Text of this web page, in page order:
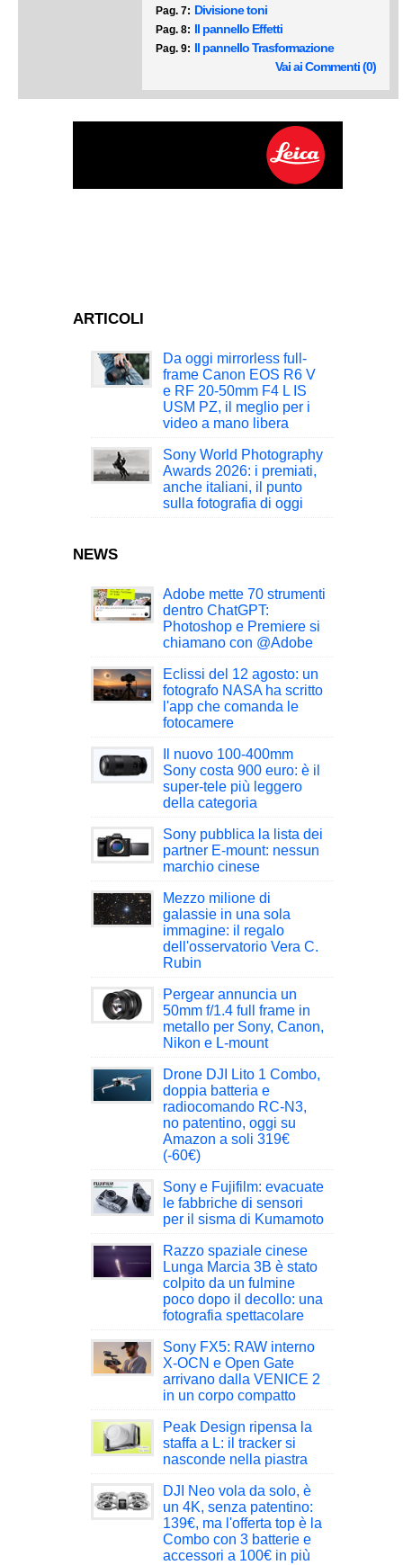
Pag. 7: Divisione toni
Pag. 8: Il pannello Effetti
Pag. 9: Il pannello Trasformazione
Vai ai Commenti (0)
ARTICOLI
Da oggi mirrorless full-
frame Canon EOS R6 V
e RF 20-50mm F4 L IS
USM PZ, il meglio per i
video a mano libera
Sony World Photography
Awards 2026: i premiati,
anche italiani, il punto
sulla fotografia di oggi
NEWS
Adobe mette 70 strumenti
dentro ChatGPT:
Photoshop e Premiere si
chiamano con @Adobe
Eclissi del 12 agosto: un
fotografo NASA ha scritto
l'app che comanda le
fotocamere
Il nuovo 100-400mm
Sony costa 900 euro: è il
super-tele più leggero
della categoria
Sony pubblica la lista dei
partner E-mount: nessun
marchio cinese
Mezzo milione di
galassie in una sola
immagine: il regalo
dell'osservatorio Vera C.
Rubin
Pergear annuncia un
50mm f/1.4 full frame in
metallo per Sony, Canon,
Nikon e L-mount
Drone DJI Lito 1 Combo,
doppia batteria e
radiocomando RC-N3,
no patentino, oggi su
Amazon a soli 319€
(-60€)
Sony e Fujifilm: evacuate
le fabbriche di sensori
per il sisma di Kumamoto
Razzo spaziale cinese
Lunga Marcia 3B è stato
colpito da un fulmine
poco dopo il decollo: una
fotografia spettacolare
Sony FX5: RAW interno
X-OCN e Open Gate
arrivano dalla VENICE 2
in un corpo compatto
Peak Design ripensa la
staffa a L: il tracker si
nasconde nella piastra
DJI Neo vola da solo, è
un 4K, senza patentino:
139€, ma l'offerta top è la
Combo con 3 batterie e
accessori a 100€ in più